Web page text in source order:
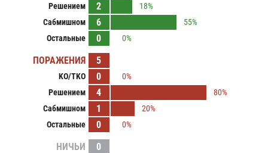
Решением
2
18%
Сабмишном
6
55%
Остальные
0 0%
ПОРАЖЕНИЯ 5
KO/TKO 0
0%
Решением
4
80%
Сабмишном
1
20%
Остальные
0 0%
НИЧЬИ
0